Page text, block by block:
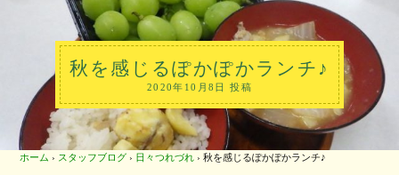
秋を感じるぽかぽかランチ♪
2020年10月8日 投稿
ホーム › スタッフブログ › 日々つれづれ › 秋を感じるぽかぽかランチ♪